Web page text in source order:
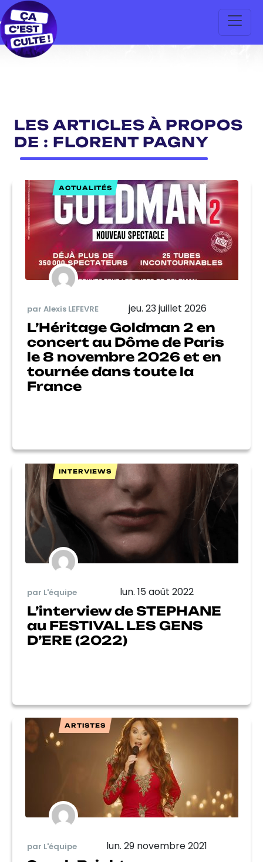
LES ARTICLES À PROPOS
DE : FLORENT PAGNY
ACTUALITÉS
par Alexis LEFEVRE jeu. 23 juillet 2026
L’Héritage Goldman 2 en
concert au Dôme de Paris
le 8 novembre 2026 et en
tournée dans toute la
France
INTERVIEWS
par L'équipe lun. 15 août 2022
L’interview de STEPHANE
au FESTIVAL LES GENS
D’ERE (2022)
ARTISTES
par L'équipe lun. 29 novembre 2021